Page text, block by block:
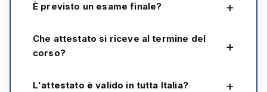
È previsto un esame finale?
Che attestato si riceve al termine del
corso?
L'attestato è valido in tutta Italia?